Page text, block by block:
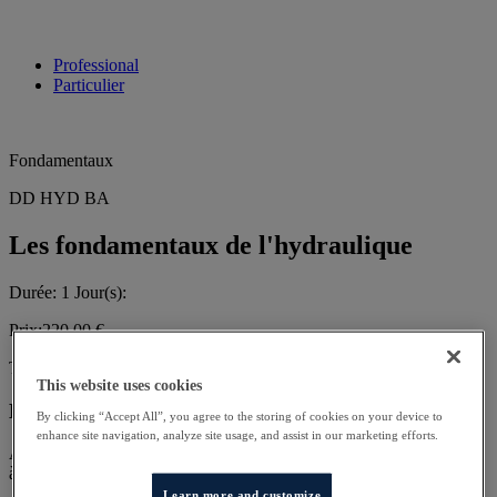
Professional
Particulier
Fondamentaux
DD HYD BA
Les fondamentaux de l'hydraulique
Durée: 1 Jour(s):
Prix:220,00 €
Type:
Description
Acquérir les fondamentaux de l’hydraulique appliqués au chauffage
à eau chaude.
This website uses cookies
By clicking “Accept All”, you agree to the storing of cookies on your device to
enhance site navigation, analyze site usage, and assist in our marketing efforts.